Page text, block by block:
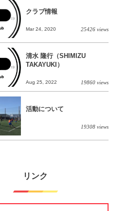
クラブ情報
Mar 24, 2020 25426 views
清水 隆行（SHIMIZU
TAKAYUKI）
Aug 25, 2022 19860 views
活動について
19308 views
リンク